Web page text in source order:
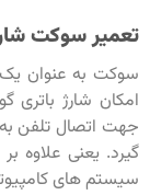
تعمیر سوکت
سوکت به عنوان
امکان شارژ باتری
گیرد. یعنی علاوه
سیستم های